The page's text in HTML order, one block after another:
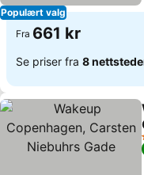
Populært valg
Fra 661 kr
Se priser fra 8